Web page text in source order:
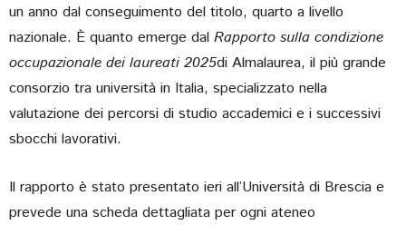
un anno dal conseguimento del titolo, quarto a livello
nazionale. È quanto emerge dal Rapporto sulla condizione
occupazionale dei laureati 2025di Almalaurea, il più grande
consorzio tra università in Italia, specializzato nella
valutazione dei percorsi di studio accademici e i successivi
sbocchi lavorativi.
Il rapporto è stato presentato ieri all’Università di Brescia e
prevede una scheda dettagliata per ogni ateneo